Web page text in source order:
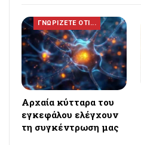
ΓΝΩΡΙΖΕΤΕ ΟΤΙ...
Αρχαία κύτταρα του
εγκεφάλου ελέγχουν
τη συγκέντρωση μας